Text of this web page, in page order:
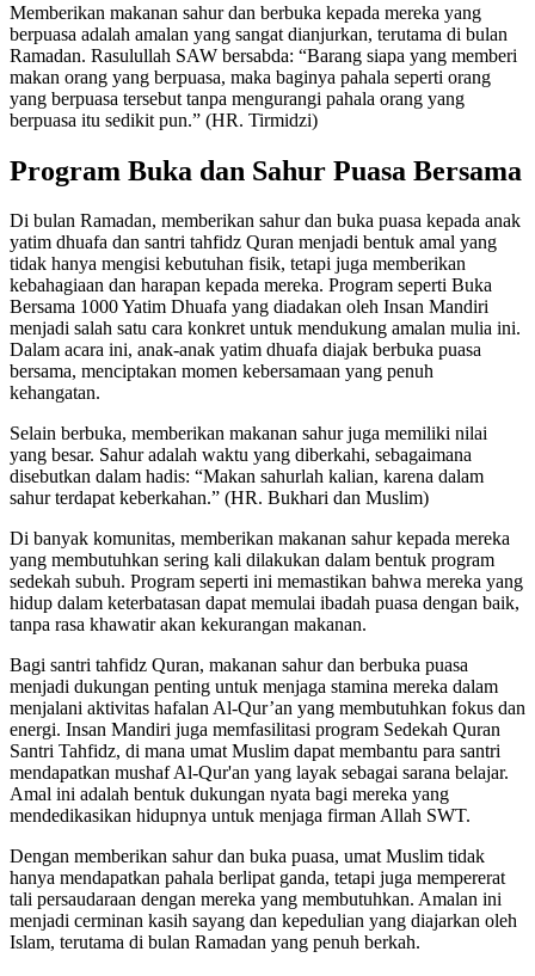
Memberikan makanan sahur dan berbuka kepada mereka yang
berpuasa adalah amalan yang sangat dianjurkan, terutama di bulan
Ramadan. Rasulullah SAW bersabda: “Barang siapa yang memberi
makan orang yang berpuasa, maka baginya pahala seperti orang
yang berpuasa tersebut tanpa mengurangi pahala orang yang
berpuasa itu sedikit pun.” (HR. Tirmidzi)
Program Buka dan Sahur Puasa Bersama
Di bulan Ramadan, memberikan sahur dan buka puasa kepada anak
yatim dhuafa dan santri tahfidz Quran menjadi bentuk amal yang
tidak hanya mengisi kebutuhan fisik, tetapi juga memberikan
kebahagiaan dan harapan kepada mereka. Program seperti Buka
Bersama 1000 Yatim Dhuafa yang diadakan oleh Insan Mandiri
menjadi salah satu cara konkret untuk mendukung amalan mulia ini.
Dalam acara ini, anak-anak yatim dhuafa diajak berbuka puasa
bersama, menciptakan momen kebersamaan yang penuh
kehangatan.
Selain berbuka, memberikan makanan sahur juga memiliki nilai
yang besar. Sahur adalah waktu yang diberkahi, sebagaimana
disebutkan dalam hadis: “Makan sahurlah kalian, karena dalam
sahur terdapat keberkahan.” (HR. Bukhari dan Muslim)
Di banyak komunitas, memberikan makanan sahur kepada mereka
yang membutuhkan sering kali dilakukan dalam bentuk program
sedekah subuh. Program seperti ini memastikan bahwa mereka yang
hidup dalam keterbatasan dapat memulai ibadah puasa dengan baik,
tanpa rasa khawatir akan kekurangan makanan.
Bagi santri tahfidz Quran, makanan sahur dan berbuka puasa
menjadi dukungan penting untuk menjaga stamina mereka dalam
menjalani aktivitas hafalan Al-Qur’an yang membutuhkan fokus dan
energi. Insan Mandiri juga memfasilitasi program Sedekah Quran
Santri Tahfidz, di mana umat Muslim dapat membantu para santri
mendapatkan mushaf Al-Qur'an yang layak sebagai sarana belajar.
Amal ini adalah bentuk dukungan nyata bagi mereka yang
mendedikasikan hidupnya untuk menjaga firman Allah SWT.
Dengan memberikan sahur dan buka puasa, umat Muslim tidak
hanya mendapatkan pahala berlipat ganda, tetapi juga mempererat
tali persaudaraan dengan mereka yang membutuhkan. Amalan ini
menjadi cerminan kasih sayang dan kepedulian yang diajarkan oleh
Islam, terutama di bulan Ramadan yang penuh berkah.